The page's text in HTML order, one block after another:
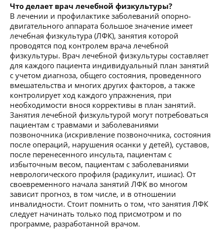
Что делает врач лечебной физкультуры?
В лечении и профилактике заболеваний опорно-
двигательного аппарата большое значение имеет
лечебная физкультура (ЛФК), занятия которой
проводятся под контролем врача лечебной
физкультуры. Врач лечебной физкультуры составляет
для каждого пациента индивидуальный план занятий
с учетом диагноза, общего состояния, проведенного
вмешательства и многих других факторов, а также
контролирует ход каждого упражнения, при
необходимости внося коррективы в план занятий.
Занятия лечебной физкультурой могут потребоваться
пациентам с травмами и заболеваниями
позвоночника (искривление позвоночника, состояния
после операций, нарушения осанки у детей), суставов,
после перенесенного инсульта, пациентам с
избыточным весом, пациентам с заболеваниями
неврологического профиля (радикулит, ишиас). От
своевременного начала занятий ЛФК во многом
зависит прогноз, в том числе, и в отношении
инвалидности. Стоит помнить о том, что занятия ЛФК
следует начинать только под присмотром и по
программе, разработанной врачом.